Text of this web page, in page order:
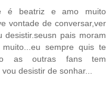
é beatriz e amo muito
vontade de conversar,ver
desistir.seusn pais moram
sempre quis te
as outras fans tem
desistir de sonhar...